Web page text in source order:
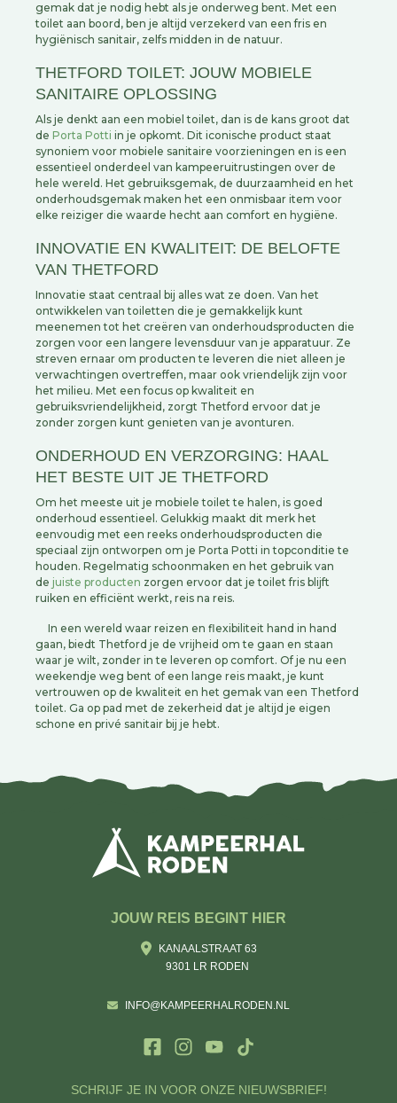
gemak dat je nodig hebt als je onderweg bent. Met een
toilet aan boord, ben je altijd verzekerd van een fris en
hygiënisch sanitair, zelfs midden in de natuur.
THETFORD TOILET: JOUW MOBIELE
SANITAIRE OPLOSSING
Als je denkt aan een mobiel toilet, dan is de kans groot dat
de Porta Potti in je opkomt. Dit iconische product staat
synoniem voor mobiele sanitaire voorzieningen en is een
essentieel onderdeel van kampeeruitrustingen over de
hele wereld. Het gebruiksgemak, de duurzaamheid en het
onderhoudsgemak maken het een onmisbaar item voor
elke reiziger die waarde hecht aan comfort en hygiëne.
INNOVATIE EN KWALITEIT: DE BELOFTE
VAN THETFORD
Innovatie staat centraal bij alles wat ze doen. Van het
ontwikkelen van toiletten die je gemakkelijk kunt
meenemen tot het creëren van onderhoudsproducten die
zorgen voor een langere levensduur van je apparatuur. Ze
streven ernaar om producten te leveren die niet alleen je
verwachtingen overtreffen, maar ook vriendelijk zijn voor
het milieu. Met een focus op kwaliteit en
gebruiksvriendelijkheid, zorgt Thetford ervoor dat je
zonder zorgen kunt genieten van je avonturen.
ONDERHOUD EN VERZORGING: HAAL
HET BESTE UIT JE THETFORD
Om het meeste uit je mobiele toilet te halen, is goed
onderhoud essentieel. Gelukkig maakt dit merk het
eenvoudig met een reeks onderhoudsproducten die
speciaal zijn ontworpen om je Porta Potti in topconditie te
houden. Regelmatig schoonmaken en het gebruik van
de juiste producten zorgen ervoor dat je toilet fris blijft
ruiken en efficiënt werkt, reis na reis.
In een wereld waar reizen en flexibiliteit hand in hand
gaan, biedt Thetford je de vrijheid om te gaan en staan
waar je wilt, zonder in te leveren op comfort. Of je nu een
weekendje weg bent of een lange reis maakt, je kunt
vertrouwen op de kwaliteit en het gemak van een Thetford
toilet. Ga op pad met de zekerheid dat je altijd je eigen
schone en privé sanitair bij je hebt.
SCHRIJF JE IN VOOR ONZE NIEUWSBRIEF!
JOUW REIS BEGINT HIER
KANAALSTRAAT 63
9301 LR RODEN
INFO@KAMPEERHALRODEN.NL